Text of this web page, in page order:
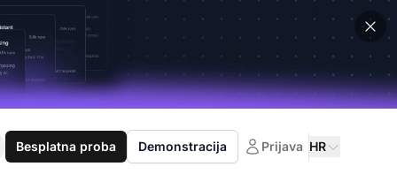
Besplatna proba Demonstracija Prijava HR